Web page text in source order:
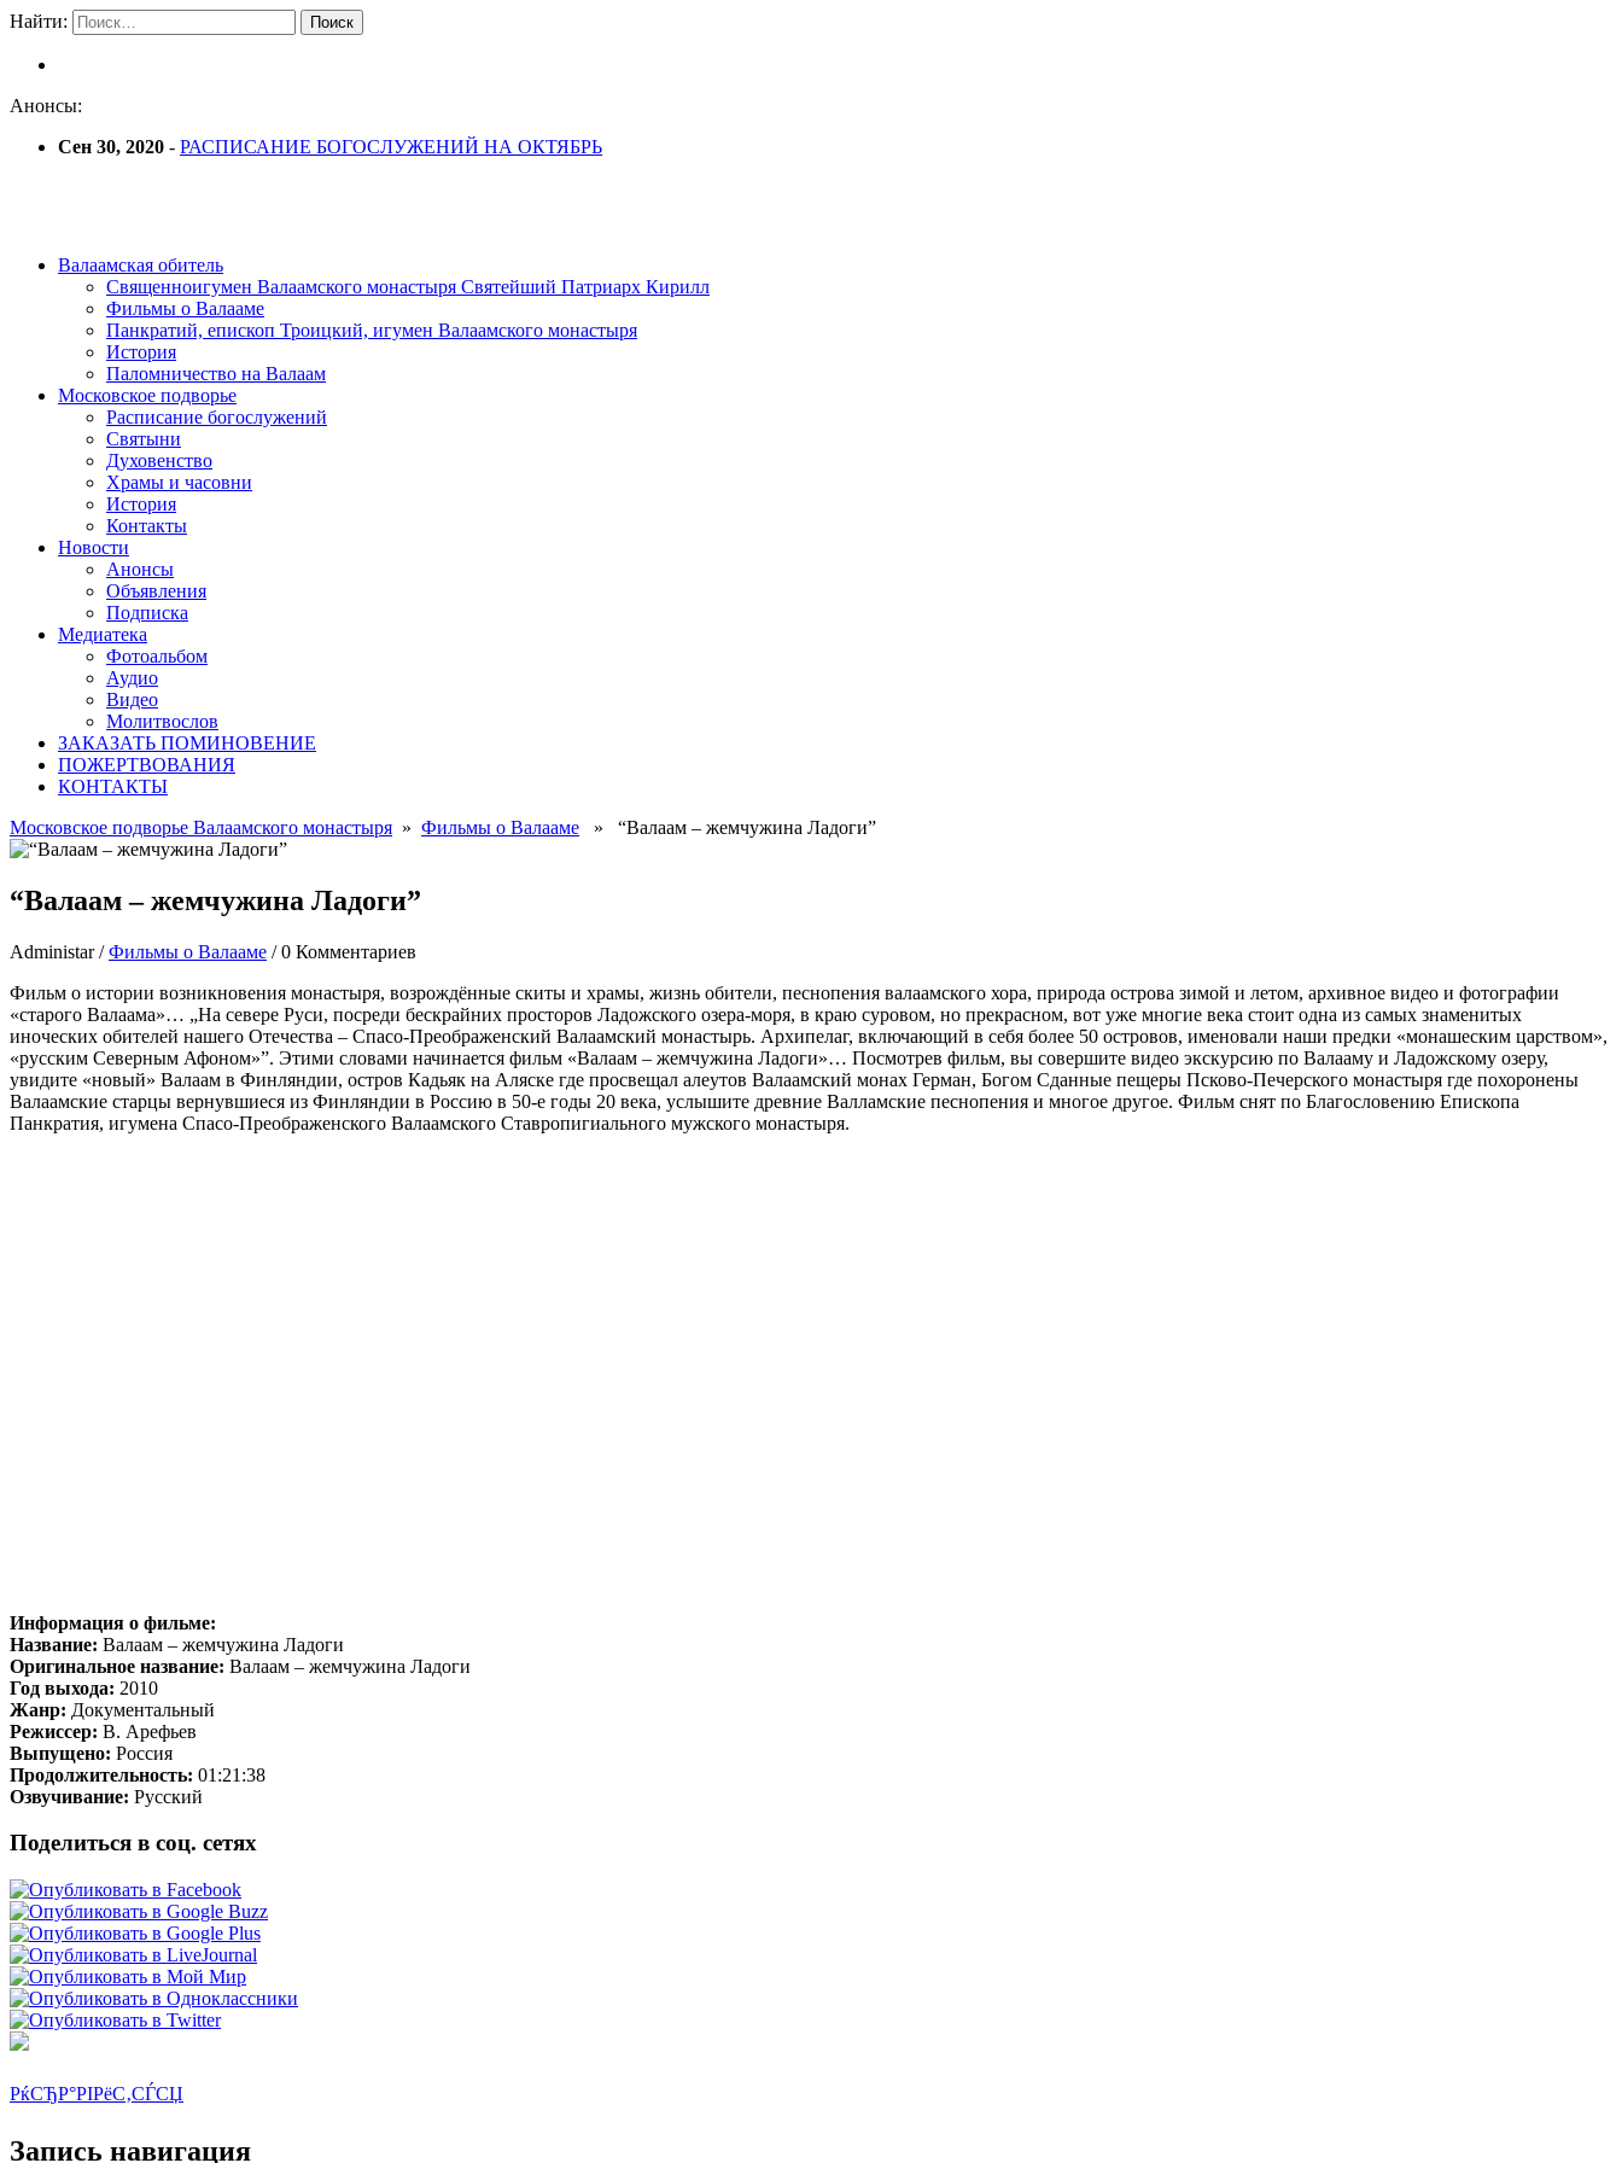
Найти:
Анонсы:
Сен 30, 2020 - РАСПИСАНИЕ БОГОСЛУЖЕНИЙ НА ОКТЯБРЬ
Валаамская обитель
Священноигумен Валаамского монастыря Святейший Патриарх Кирилл
Фильмы о Валааме
Панкратий, епископ Троицкий, игумен Валаамского монастыря
История
Паломничество на Валаам
Московское подворье
Расписание богослужений
Святыни
Духовенство
Храмы и часовни
История
Контакты
Новости
Анонсы
Объявления
Подписка
Медиатека
Фотоальбом
Аудио
Видео
Молитвослов
ЗАКАЗАТЬ ПОМИНОВЕНИЕ
ПОЖЕРТВОВАНИЯ
КОНТАКТЫ
Московское подворье Валаамского монастыря » Фильмы о Валааме » “Валаам – жемчужина Ладоги”
“Валаам – жемчужина Ладоги”
Administar/Фильмы о Валааме /0 Комментариев
Фильм о истории возникновения монастыря, возрождённые скиты и храмы, жизнь обители, песнопения валаамского хора, природа острова зимой и летом, архивное видео и фотографии
«старого Валаама»… „На севере Руси, посреди бескрайних просторов Ладожского озера-моря, в краю суровом, но прекрасном, вот уже многие века стоит одна из самых знаменитых
иноческих обителей нашего Отечества – Спасо-Преображенский Валаамский монастырь. Архипелаг, включающий в себя более 50 островов, именовали наши предки «монашеским царством»,
«русским Северным Афоном»”. Этими словами начинается фильм «Валаам – жемчужина Ладоги»… Посмотрев фильм, вы совершите видео экскурсию по Валааму и Ладожскому озеру,
увидите «новый» Валаам в Финляндии, остров Кадьяк на Аляске где просвещал алеутов Валаамский монах Герман, Богом Сданные пещеры Псково-Печерского монастыря где похоронены
Валаамские старцы вернувшиеся из Финляндии в Россию в 50-е годы 20 века, услышите древние Валламские песнопения и многое другое. Фильм снят по Благословению Епископа
Панкратия, игумена Спасо-Преображенского Валаамского Ставропигиального мужского монастыря.
Информация о фильме:
Название: Валаам – жемчужина Ладоги
Оригинальное название: Валаам – жемчужина Ладоги
Год выхода: 2010
Жанр: Документальный
Режиссер: В. Арефьев
Выпущено: Россия
Продолжительность: 01:21:38
Озвучивание: Русский
Поделиться в соц. сетях
РќСЂР°РІРёС‚СЃСЏ
Запись навигация